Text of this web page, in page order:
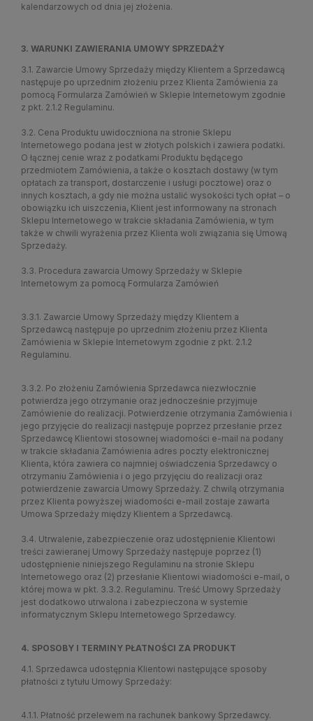
kalendarzowych od dnia jej złożenia.
3. WARUNKI ZAWIERANIA UMOWY SPRZEDAŻY
3.1. Zawarcie Umowy Sprzedaży między Klientem a Sprzedawcą
następuje po uprzednim złożeniu przez Klienta Zamówienia za
pomocą Formularza Zamówień w Sklepie Internetowym zgodnie
z pkt. 2.1.2 Regulaminu.
3.2. Cena Produktu uwidoczniona na stronie Sklepu
Internetowego podana jest w złotych polskich i zawiera podatki.
O łącznej cenie wraz z podatkami Produktu będącego
przedmiotem Zamówienia, a także o kosztach dostawy (w tym
opłatach za transport, dostarczenie i usługi pocztowe) oraz o
innych kosztach, a gdy nie można ustalić wysokości tych opłat – o
obowiązku ich uiszczenia, Klient jest informowany na stronach
Sklepu Internetowego w trakcie składania Zamówienia, w tym
także w chwili wyrażenia przez Klienta woli związania się Umową
Sprzedaży.
3.3. Procedura zawarcia Umowy Sprzedaży w Sklepie
Internetowym za pomocą Formularza Zamówień
3.3.1. Zawarcie Umowy Sprzedaży między Klientem a
Sprzedawcą następuje po uprzednim złożeniu przez Klienta
Zamówienia w Sklepie Internetowym zgodnie z pkt. 2.1.2
Regulaminu.
3.3.2. Po złożeniu Zamówienia Sprzedawca niezwłocznie
potwierdza jego otrzymanie oraz jednocześnie przyjmuje
Zamówienie do realizacji. Potwierdzenie otrzymania Zamówienia i
jego przyjęcie do realizacji następuje poprzez przesłanie przez
Sprzedawcę Klientowi stosownej wiadomości e-mail na podany
w trakcie składania Zamówienia adres poczty elektronicznej
Klienta, która zawiera co najmniej oświadczenia Sprzedawcy o
otrzymaniu Zamówienia i o jego przyjęciu do realizacji oraz
potwierdzenie zawarcia Umowy Sprzedaży. Z chwilą otrzymania
przez Klienta powyższej wiadomości e-mail zostaje zawarta
Umowa Sprzedaży między Klientem a Sprzedawcą.
3.4. Utrwalenie, zabezpieczenie oraz udostępnienie Klientowi
treści zawieranej Umowy Sprzedaży następuje poprzez (1)
udostępnienie niniejszego Regulaminu na stronie Sklepu
Internetowego oraz (2) przesłanie Klientowi wiadomości e-mail, o
której mowa w pkt. 3.3.2. Regulaminu. Treść Umowy Sprzedaży
jest dodatkowo utrwalona i zabezpieczona w systemie
informatycznym Sklepu Internetowego Sprzedawcy.
4. SPOSOBY I TERMINY PŁATNOŚCI ZA PRODUKT
4.1. Sprzedawca udostępnia Klientowi następujące sposoby
płatności z tytułu Umowy Sprzedaży:
4.1.1. Płatność przelewem na rachunek bankowy Sprzedawcy.